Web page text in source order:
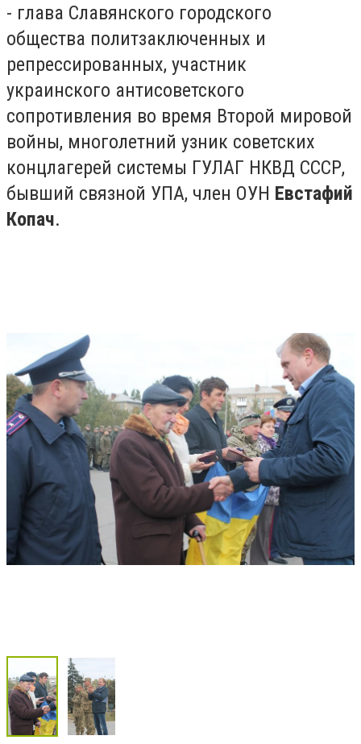
- глава Славянского городского
общества политзаключенных и
репрессированных, участник
украинского антисоветского
сопротивления во время Второй мировой
войны, многолетний узник советских
концлагерей системы ГУЛАГ НКВД СССР,
бывший связной УПА, член ОУН Евстафий
Копач.